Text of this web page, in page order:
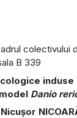
B 339
Danio